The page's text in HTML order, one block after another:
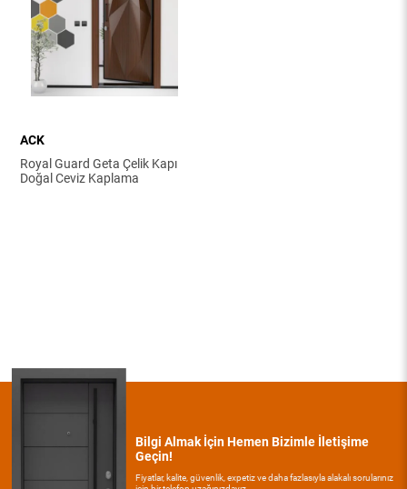
ACK
Royal Guard Geta Çelik Kapı
Doğal Ceviz Kaplama
Bilgi Almak İçin Hemen Bizimle İletişime
Geçin!
Fiyatlar, kalite, güvenlik, expetiz ve daha fazlasıyla alakalı sorularınız